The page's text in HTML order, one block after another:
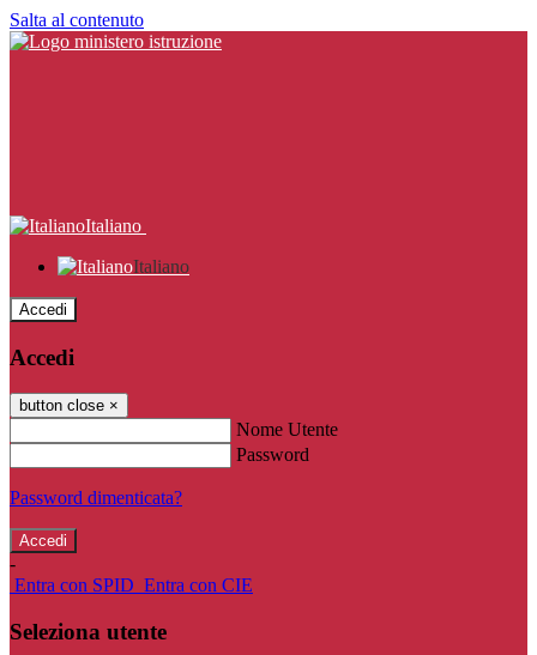
Salta al contenuto
Italiano
Italiano
Accedi
Accedi
button close ×
Nome Utente
Password
Password dimenticata?
-
Entra con SPID Entra con CIE
Seleziona utente